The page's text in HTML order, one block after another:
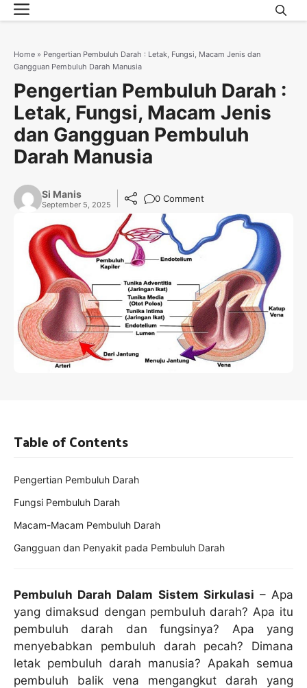
Skip
to
Menu
Home » Pengertian Pembuluh Darah : Letak, Fungsi, Macam Jenis dan
Gangguan Pembuluh Darah Manusia
Pengertian Pembuluh Darah :
Letak, Fungsi, Macam Jenis
dan Gangguan Pembuluh
Darah Manusia
Si Manis
September 5, 2025
0 Comment
Pembuluh Darah Dalam Sistem Sirkulasi – Apa
yang dimaksud dengan pembuluh darah? Apa itu
pembuluh darah dan fungsinya? Apa yang
menyebabkan pembuluh darah pecah? Dimana
letak pembuluh darah manusia? Apakah semua
pembuluh balik vena mengangkut darah yang
Table of Contents
Pengertian Pembuluh Darah
Fungsi Pembuluh Darah
Macam-Macam Pembuluh Darah
Gangguan dan Penyakit pada Pembuluh Darah